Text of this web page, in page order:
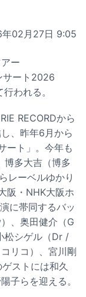
02月27日 9:05
ー
サート2026
われる。
RECORDから
、昨年6月から
ート」。今年も
博多大吉（博多
レーベルゆかり
阪・NHK大阪ホ
に帯同するバッ
、奥田健介（G
松シゲル（Dr /
リコ）、宮川剛
ストには和久
子らを迎える。